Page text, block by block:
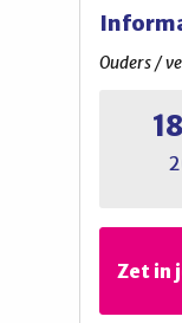
Ouders /
Zet in